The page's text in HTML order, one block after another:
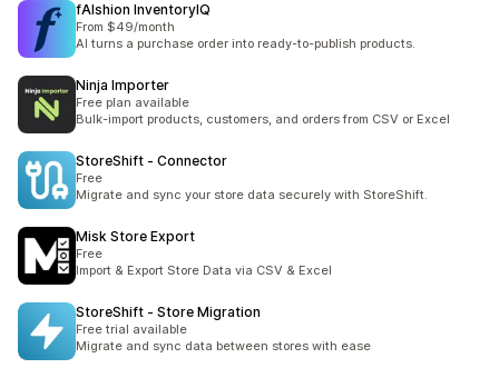
fAIshion InventoryIQ
From $49/month
AI turns a purchase order into ready-to-publish products.
Ninja Importer
Free plan available
Bulk-import products, customers, and orders from CSV or Excel
StoreShift ‑ Connector
Free
Migrate and sync your store data securely with StoreShift.
Misk Store Export
Free
Import & Export Store Data via CSV & Excel
StoreShift ‑ Store Migration
Free trial available
Migrate and sync data between stores with ease